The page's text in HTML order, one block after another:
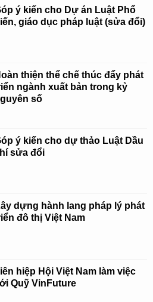
ý kiến cho Dự án Luật Phổ
giáo dục pháp luật (sửa đổi)
thiện thể chế thúc đẩy phát
ngành xuất bản trong kỷ
số
ý kiến cho dự thảo Luật Dầu
sửa đổi
dựng hành lang pháp lý phát
đô thị Việt Nam
hiệp Hội Việt Nam làm việc
Quỹ VinFuture